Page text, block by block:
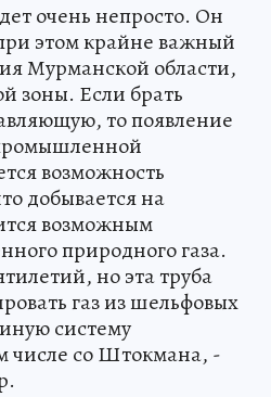
очень непросто. Он
этом крайне важный
Мурманской области,
зоны. Если брать
то появление
возможность
добывается на
возможным
природного газа.
но эта труба
газ из шельфовых
систему
числе со Штокмана, -